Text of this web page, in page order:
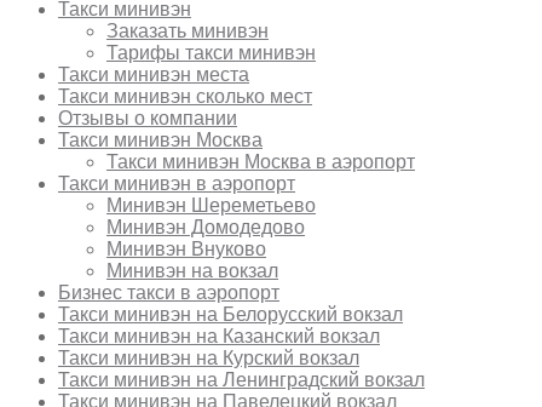
Такси минивэн
Заказать минивэн
Тарифы такси минивэн
Такси минивэн места
Такси минивэн сколько мест
Отзывы о компании
Такси минивэн Москва
Такси минивэн Москва в аэропорт
Такси минивэн в аэропорт
Минивэн Шереметьево
Минивэн Домодедово
Минивэн Внуково
Минивэн на вокзал
Бизнес такси в аэропорт
Такси минивэн на Белорусский вокзал
Такси минивэн на Казанский вокзал
Такси минивэн на Курский вокзал
Такси минивэн на Ленинградский вокзал
Такси минивэн на Павелецкий вокзал